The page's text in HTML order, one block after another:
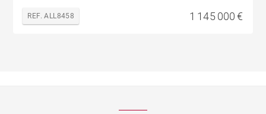
REF. ALL8458 1 145 000 €